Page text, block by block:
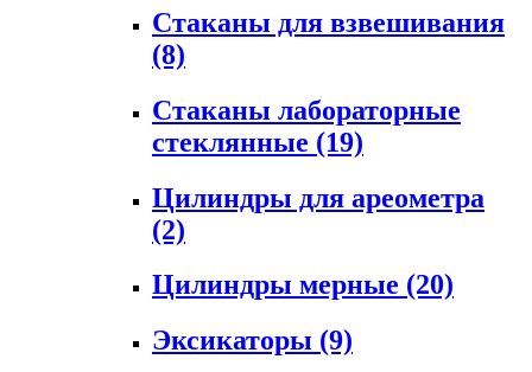
Стаканы для взвешивания
(8)
Стаканы лабораторные
стеклянные (19)
Цилиндры для ареометра
(2)
Цилиндры мерные (20)
Эксикаторы (9)